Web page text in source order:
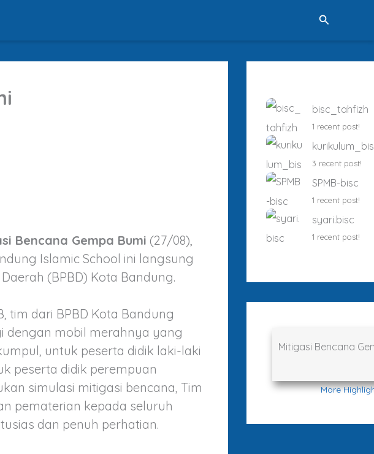
Cari
Bencana Gempa Bumi (27/08),
Islamic School ini langsung
(BPBD) Kota Bandung.
tim dari BPBD Kota Bandung
dengan mobil merahnya yang
untuk peserta didik laki-laki
peserta didik perempuan
simulasi mitigasi bencana, Tim
pematerian kepada seluruh
dan penuh perhatian.
bisc_tahfizh
1 recent post!
3 recent post!
SPMB-bisc
1 recent post!
syari.bisc
1 recent post!
Mitigasi Bencana
More